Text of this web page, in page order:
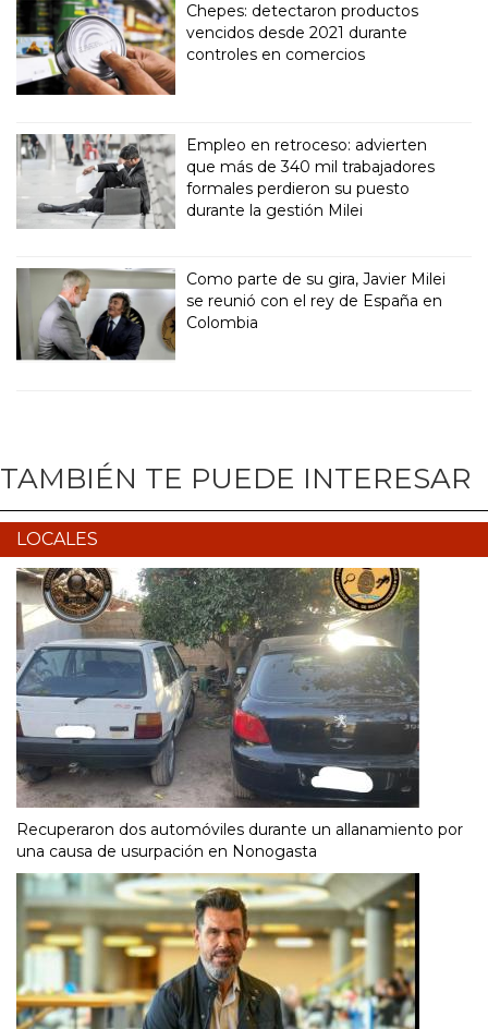
Chepes: detectaron productos
vencidos desde 2021 durante
controles en comercios
Empleo en retroceso: advierten
que más de 340 mil trabajadores
formales perdieron su puesto
durante la gestión Milei
Como parte de su gira, Javier Milei
se reunió con el rey de España en
Colombia
TAMBIÉN TE PUEDE INTERESAR
LOCALES
Recuperaron dos automóviles durante un allanamiento por
una causa de usurpación en Nonogasta